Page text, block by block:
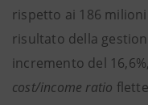
rispetto ai 186
risultato della
incremento del
cost/income ratio